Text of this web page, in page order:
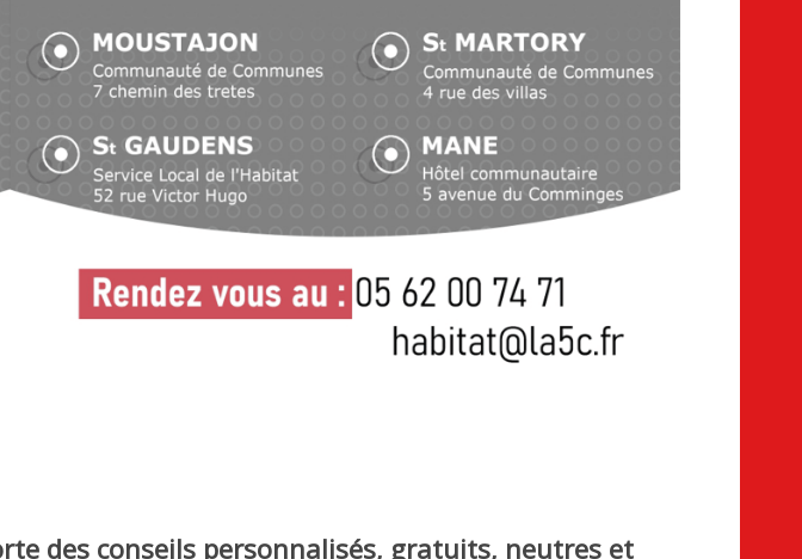
des conseils personnalisés, gratuits, neutres et